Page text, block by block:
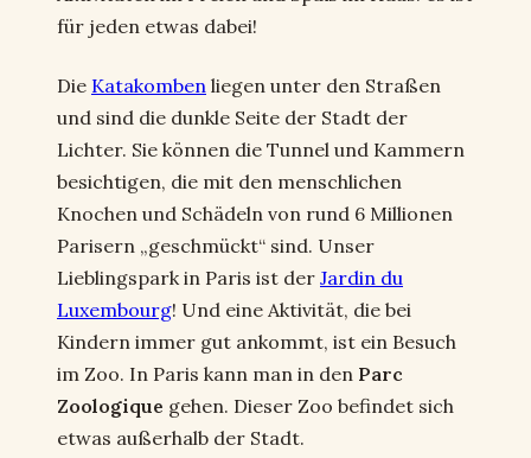
für jeden etwas dabei!
Die Katakomben liegen unter den Straßen
und sind die dunkle Seite der Stadt der
Lichter. Sie können die Tunnel und Kammern
besichtigen, die mit den menschlichen
Knochen und Schädeln von rund 6 Millionen
Parisern „geschmückt“ sind. Unser
Lieblingspark in Paris ist der Jardin du
Luxembourg! Und eine Aktivität, die bei
Kindern immer gut ankommt, ist ein Besuch
im Zoo. In Paris kann man in den Parc
Zoologique gehen. Dieser Zoo befindet sich
etwas außerhalb der Stadt.